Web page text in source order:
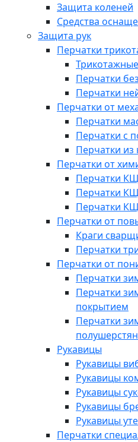
Защита коленей
Средства
Защита рук
Перчатки
Перчатки
Перчатки
Перчатки от
Перчатки
Перчатки с
Перчатки из
Перчатки от
Перчатки
Перчатки
Перчатки
Перчатки от
Краги
Перчатки
Перчатки от
Перчатки
Перчатки
покрытием
Перчатки
Рукавицы
Рукавицы
Рукавицы
Рукавицы
Рукавицы
Рукавицы
Перчатки